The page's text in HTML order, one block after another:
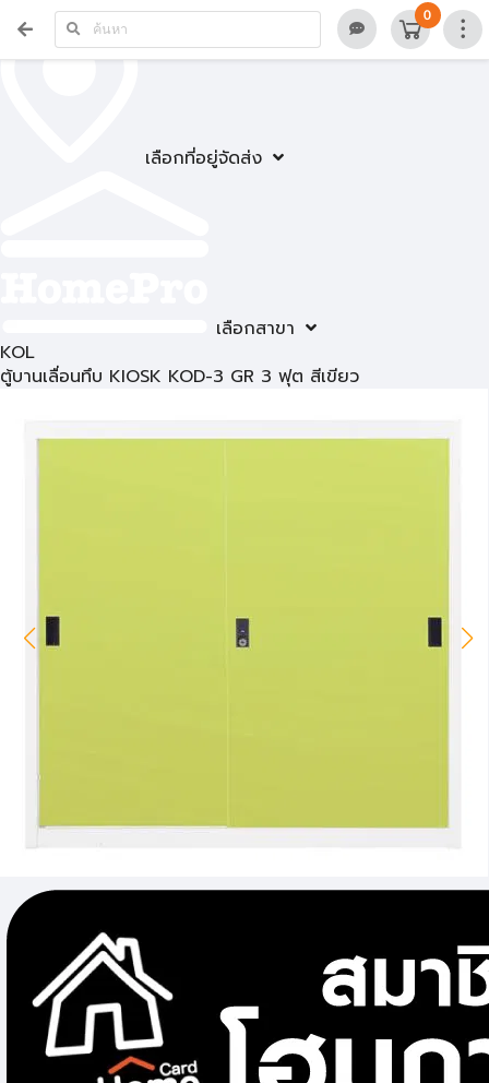
เลือกที่อยู่จัดส่ง
เลือกสาขา
0
KOL
ตู้บานเลื่อนทึบ KIOSK KOD-3 GR 3 ฟุต สีเขียว